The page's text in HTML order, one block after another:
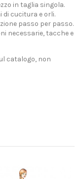
in taglia singola.
di cucitura e orli.
passo per passo.
necessarie, tacche e
catalogo, non